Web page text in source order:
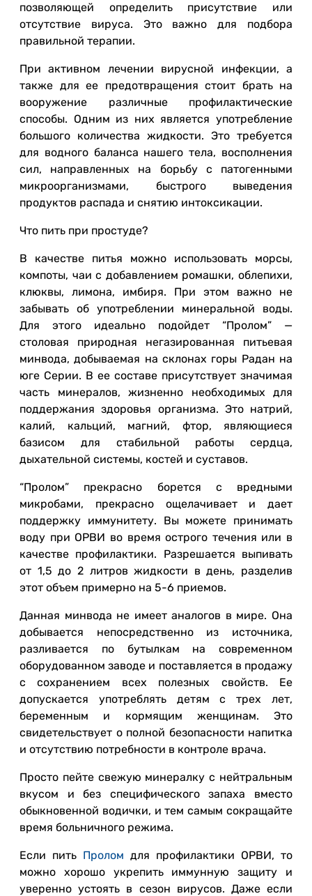
позволяющей определить присутствие или
отсутствие вируса. Это важно для подбора
правильной терапии.
При активном лечении вирусной инфекции, а
также для ее предотвращения стоит брать на
вооружение различные профилактические
способы. Одним из них является употребление
большого количества жидкости. Это требуется
для водного баланса нашего тела, восполнения
сил, направленных на борьбу с патогенными
микроорганизмами, быстрого выведения
продуктов распада и снятию интоксикации.
Что пить при простуде?
В качестве питья можно использовать морсы,
компоты, чаи с добавлением ромашки, облепихи,
клюквы, лимона, имбиря. При этом важно не
забывать об употреблении минеральной воды.
Для этого идеально подойдет “Пролом” —
столовая природная негазированная питьевая
минвода, добываемая на склонах горы Радан на
юге Серии. В ее составе присутствует значимая
часть минералов, жизненно необходимых для
поддержания здоровья организма. Это натрий,
калий, кальций, магний, фтор, являющиеся
базисом для стабильной работы сердца,
дыхательной системы, костей и суставов.
“Пролом” прекрасно борется с вредными
микробами, прекрасно ощелачивает и дает
поддержку иммунитету. Вы можете принимать
воду при ОРВИ во время острого течения или в
качестве профилактики. Разрешается выпивать
от 1,5 до 2 литров жидкости в день, разделив
этот объем примерно на 5-6 приемов.
Данная минвода не имеет аналогов в мире. Она
добывается непосредственно из источника,
разливается по бутылкам на современном
оборудованном заводе и поставляется в продажу
с сохранением всех полезных свойств. Ее
допускается употреблять детям с трех лет,
беременным и кормящим женщинам. Это
свидетельствует о полной безопасности напитка
и отсутствию потребности в контроле врача.
Просто пейте свежую минералку с нейтральным
вкусом и без специфического запаха вместо
обыкновенной водички, и тем самым сокращайте
время больничного режима.
Если пить Пролом для профилактики ОРВИ, то
можно хорошо укрепить иммунную защиту и
уверенно устоять в сезон вирусов. Даже если